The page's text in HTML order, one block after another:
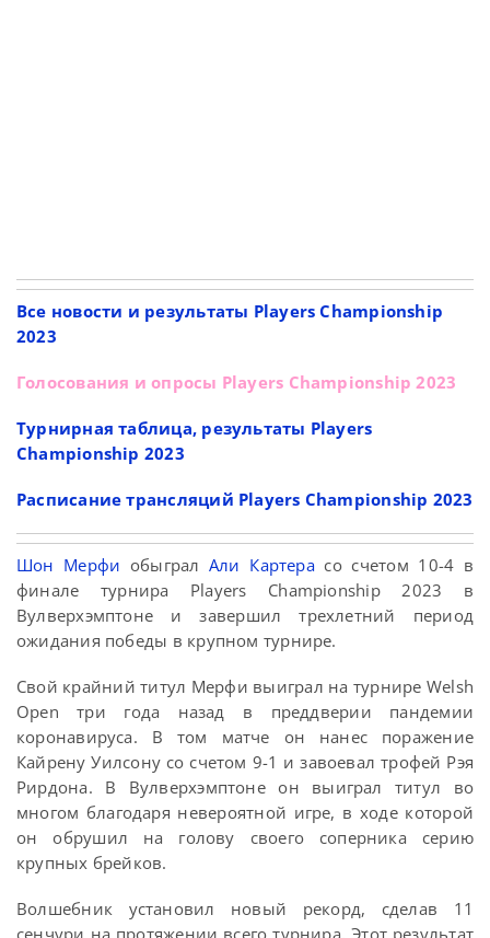
Все новости и результаты Players Championship
2023
Голосования и опросы Players Championship 2023
Турнирная таблица, результаты Players
Championship 2023
Расписание трансляций Players Championship 2023
Шон Мерфи обыгралАли Картерасо счетом 10-4 в
финале турнира Players Championship 2023 в
Вулверхэмптоне и завершил трехлетний период
ожидания победы в крупном турнире.
Свой крайний титул Мерфи выиграл на турнире Welsh
Open три года назад в преддверии пандемии
коронавируса. В том матче он нанес поражение
Кайрену Уилсону со счетом 9-1 и завоевал трофей Рэя
Рирдона. В Вулверхэмптоне он выиграл титул во
многом благодаря невероятной игре, в ходе которой
он обрушил на голову своего соперника серию
крупных брейков.
Волшебник установил новый рекорд, сделав 11